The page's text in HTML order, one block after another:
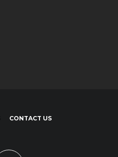
CONTACT US